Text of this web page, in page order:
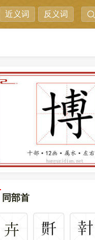
近义词 反义词
同部首
卉